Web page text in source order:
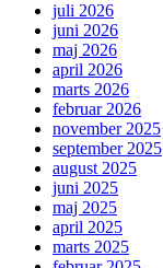
juli 2026
juni 2026
maj 2026
april 2026
marts 2026
februar 2026
november 2025
september 2025
august 2025
juni 2025
maj 2025
april 2025
marts 2025